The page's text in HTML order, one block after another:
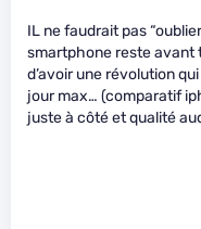
IL ne faudrait pas
smartphone reste avant
d’avoir une révolution
jour max… (comparatif
juste à côté et qualité